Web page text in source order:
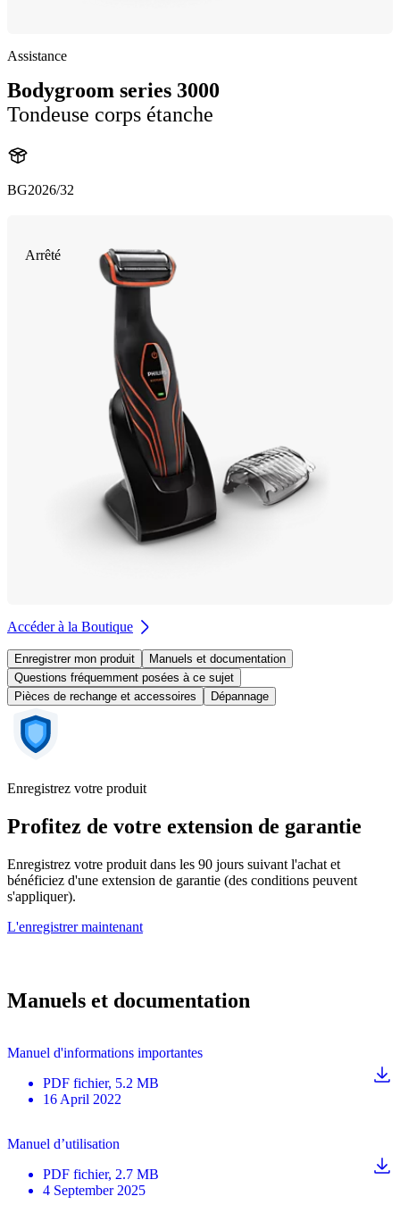
Assistance
Bodygroom series 3000
Tondeuse corps étanche
BG2026/32
Arrêté
Accéder à la Boutique
Enregistrer mon produit
Manuels et documentation
Questions fréquemment posées à ce sujet
Pièces de rechange et accessoires
Dépannage
Enregistrez votre produit
Profitez de votre extension de garantie
Enregistrez votre produit dans les 90 jours suivant l'achat et
bénéficiez d'une extension de garantie (des conditions peuvent
s'appliquer).
L'enregistrer maintenant
Manuels et documentation
Manuel d'informations importantes
PDF fichier, 5.2 MB
16 April 2022
Manuel d’utilisation
PDF fichier, 2.7 MB
4 September 2025